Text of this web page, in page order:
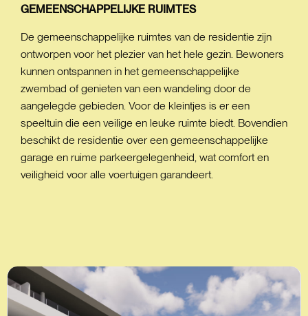
GEMEENSCHAPPELIJKE RUIMTES
De gemeenschappelijke ruimtes van de residentie zijn
ontworpen voor het plezier van het hele gezin. Bewoners
kunnen ontspannen in het gemeenschappelijke
zwembad of genieten van een wandeling door de
aangelegde gebieden. Voor de kleintjes is er een
speeltuin die een veilige en leuke ruimte biedt. Bovendien
beschikt de residentie over een gemeenschappelijke
garage en ruime parkeergelegenheid, wat comfort en
veiligheid voor alle voertuigen garandeert.